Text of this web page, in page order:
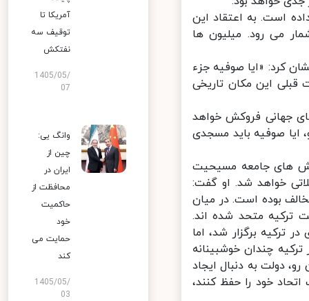
است. به اعتقاد این
می رود. میلیون ها
کرد: «ایا صوفیه جزء
این مکان تاریخی
جهانی فروکش خواهد
ایا صوفیه باید مسجدی
های جامعه مسیحیت
خواهد شد. او گفت:
بوده است. در میان
ترکیه متحد شده اند.
جمهوری و پارلمان در سال 2018 میلادی در ترکیه برگزار شد، اما
چندان خوشبینانه
دولت به دنبال ایجاد
خود را حفظ کنند،
آمریکا تا
توقیف سه
نفتکش
1405/05/
07
وانگ یی:
چین از
ایران در
محافظت از
حاکمیت
خود
حمایت می
کند
1405/05/
03